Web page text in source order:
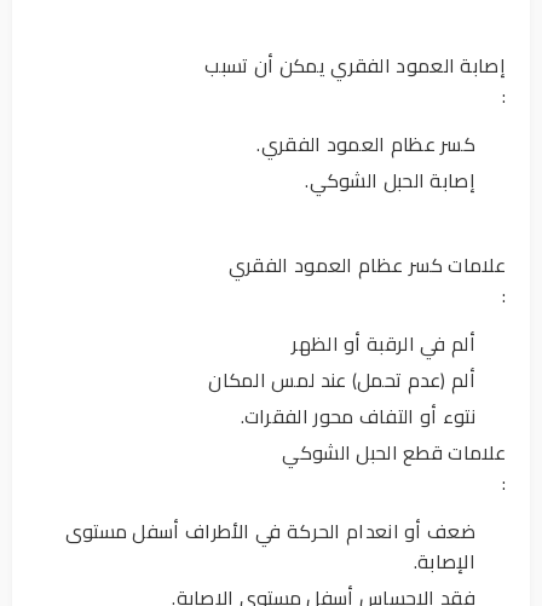
إصابة العمود الفقري يمكن أن تسبب
:
كسر عظام العمود الفقري.
إصابة الحبل الشوكي.
علامات كسر عظام العمود الفقري
:
ألم في الرقبة أو الظهر
ألم (عدم تحمل) عند لمس المكان
نتوء أو التفاف محور الفقرات.
علامات قطع الحبل الشوكي
:
ضعف أو انعدام الحركة في الأطراف أسفل مستوى
الإصابة.
فقد الإحساس أسفل مستوى الإصابة.